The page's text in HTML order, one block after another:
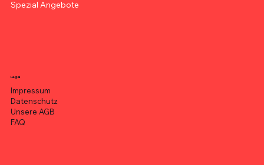
Spezial Angebote
Legal
Impressum
Datenschutz
Unsere AGB
FAQ